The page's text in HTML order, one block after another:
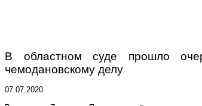
В областном суде прошло
чемодановскому делу
07.07.2020